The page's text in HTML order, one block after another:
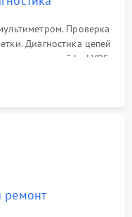
Проверка
Диагностика цепей
на шлейфе LVDS
ремонт